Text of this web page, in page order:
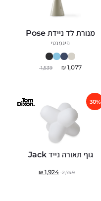
מנורת לד ניידת Pose
פיגמנטי
1,077
₪
1,539
גוף תאורה נייד Jack
30%
2,749
1,924
₪